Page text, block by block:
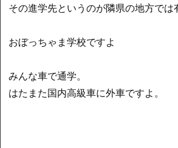
その進学先というのが隣県の地方では
おぼっちゃま学校ですよ
みんな車で通学。
はたまた国内高級車に外車ですよ。